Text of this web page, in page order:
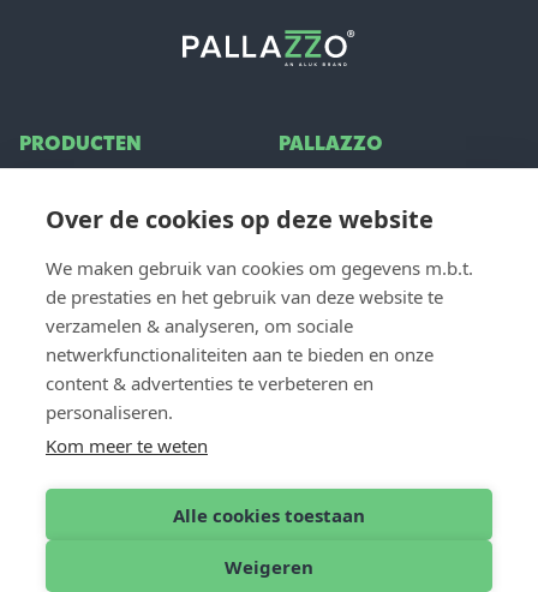
Over de cookies op deze website
We maken gebruik van cookies om gegevens m.b.t.
de prestaties en het gebruik van deze website te
verzamelen & analyseren, om sociale
netwerkfunctionaliteiten aan te bieden en onze
content & advertenties te verbeteren en
personaliseren.
Kom meer te weten
Alle cookies toestaan
Weigeren
PRODUCTEN
Glazen schuifwand
Zonwering
PALLAZZO
Inspiratie
Vacatures
Veelgestelde vragen
VOOR PROFESSIONALS
Dealer login
CONTACT
Nederlands